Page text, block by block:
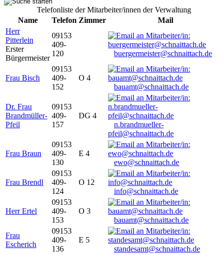
Telefonliste der Mitarbeiter/innen der Verwaltung
Name
Telefon Zimmer
Mail
Herr
Pitterlein
Erster
Bürgermeister
09153
409-
120
buergermeister@schnaittach.de
Frau Bisch
09153
409-
152
O 4
bauamt@schnaittach.de
Dr. Frau
Brandmüller-
Pfeil
09153
409-
157
DG 4
n.brandmueller-
pfeil@schnaittach.de
Frau Braun
09153
409-
130
E 4
ewo@schnaittach.de
Frau Brendl
09153
409-
124
O 12
info@schnaittach.de
Herr Ertel
09153
409-
153
O 3
bauamt@schnaittach.de
Frau
Escherich
09153
409-
136
E 5
standesamt@schnaittach.de